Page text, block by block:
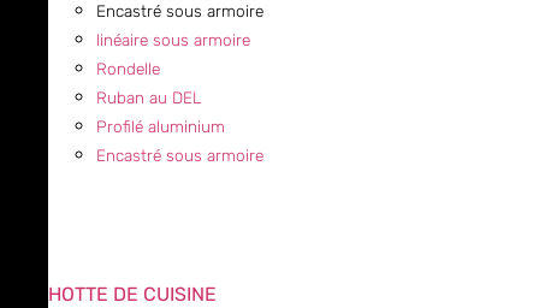
Encastré sous armoire
linéaire sous armoire
Rondelle
Ruban au DEL
Profilé aluminium
Encastré sous armoire
HOTTE DE CUISINE